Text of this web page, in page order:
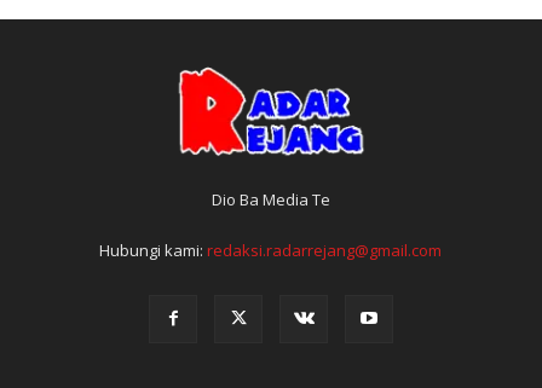
Dio Ba Media Te
Hubungi kami:redaksi.radarrejang@gmail.com